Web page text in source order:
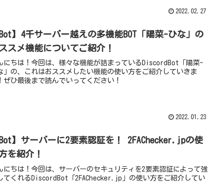
2022.02.27
Bot】4千サーバー越えの多機能BOT「陽菜-ひな」の
スメ機能についてご紹介！
にちは！今回は、様々な機能が詰まっているDiscordBot「陽菜-
」の、これはおススメしたい機能の使い方をご紹介していきま
ぜひ最後まで読んでいってください！
2022.01.23
Bot】サーバーに2要素認証を！ 2FAChecker.jpの使
を紹介！
にちは！今回は、サーバーのセキュリティを2要素認証によって強
てくれるDiscordBot「2FAChecker.jp」の使い方をご紹介してい